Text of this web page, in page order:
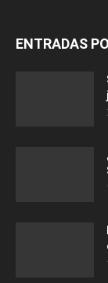
ENTRADAS